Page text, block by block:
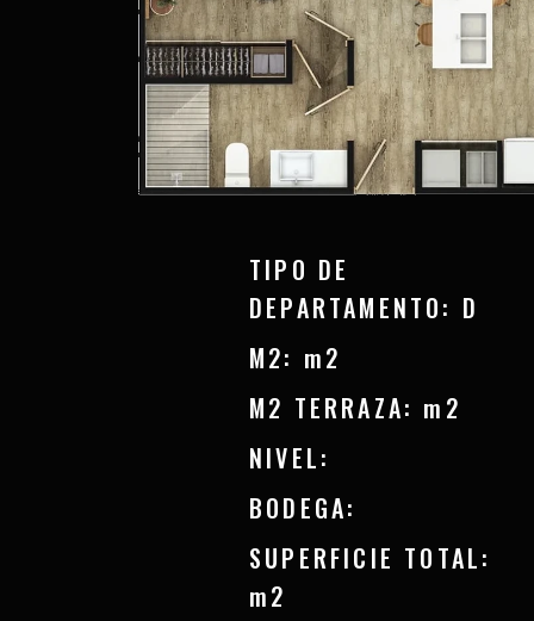
TIPO DE
DEPARTAMENTO: D
M2: m2
M2 TERRAZA: m2
NIVEL:
BODEGA:
SUPERFICIE TOTAL:
m2